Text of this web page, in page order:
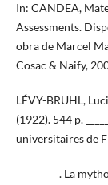
In: CANDEA,
Assessments.
obra de Marcel
Cosac & Naify,
LÉVY-BRUHL,
(1922). 544 p.
universitaires de
_________. La